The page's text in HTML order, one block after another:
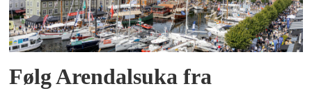
Følg Arendalsuka fra